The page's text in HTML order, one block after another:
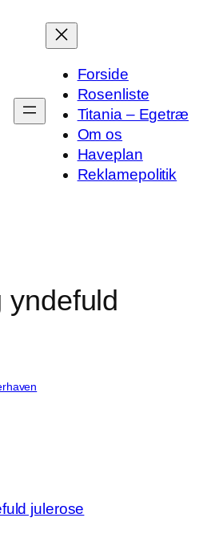
Forside
Rosenliste
Titania – Egetræ
Om os
Haveplan
Reklamepolitik
yndefuld